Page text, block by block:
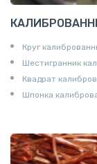
Круг
Шестигранник
Квадрат
Шпонка